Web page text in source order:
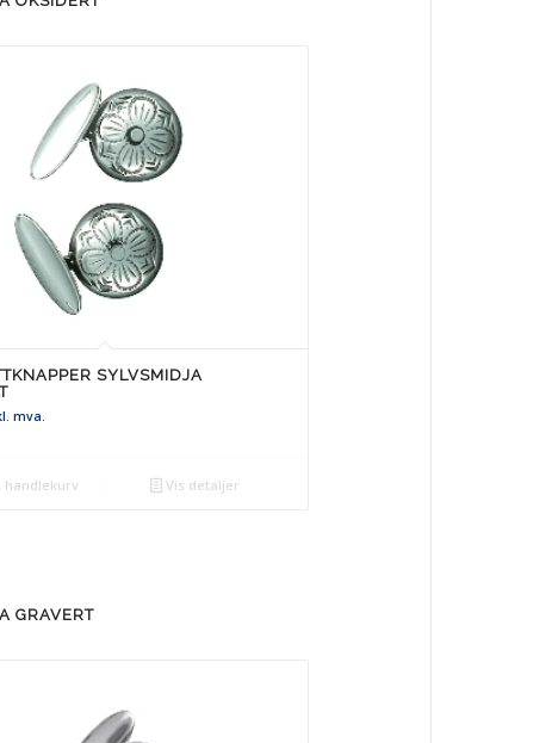
SYLVSMIDJA
mva.
handlekurv Vis detaljer
GRAVERT